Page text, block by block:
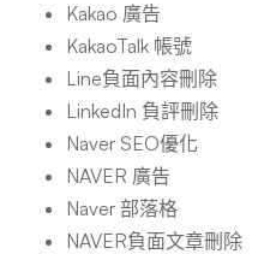
Kakao 廣告
KakaoTalk 帳號
Line負面內容刪除
LinkedIn 負評刪除
Naver SEO優化
NAVER 廣告
Naver 部落格
NAVER負面文章刪除